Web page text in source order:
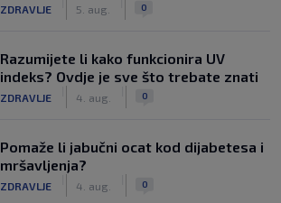
ZDRAVLJE 5. aug. 0
Razumijete li kako funkcionira UV
indeks? Ovdje je sve što trebate znati
ZDRAVLJE 4. aug. 0
Pomaže li jabučni ocat kod dijabetesa i
mršavljenja?
ZDRAVLJE 4. aug. 0